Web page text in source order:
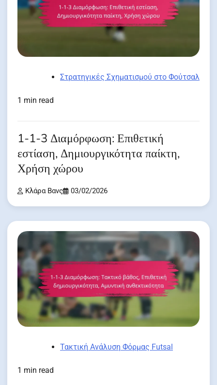
Στρατηγικές Σχηματισμού στο Φούτσαλ
1 min read
1-1-3 Διαμόρφωση: Επιθετική
εστίαση, Δημιουργικότητα παίκτη,
Χρήση χώρου
Κλάρα Βανς 03/02/2026
Τακτική Ανάλυση Φόρμας Futsal
1 min read